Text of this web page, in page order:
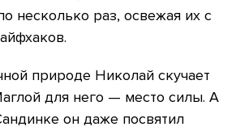
несколько раз, освежая их с
природе Николай скучает
для него — место силы. А
он даже посвятил